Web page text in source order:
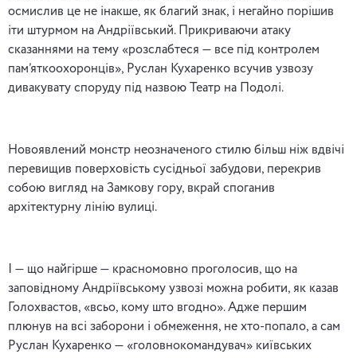
осмислив це не інакше, як благий знак, і негайно порішив
іти штурмом на Андріївський. Прикриваючи атаку
сказаннями на тему «розслабтеся — все під контролем
пам’яткоохоронців», Руслан Кухаренко всучив узвозу
дивакувату споруду під назвою Театр на Подолі.
Новоявлений монстр неозначеного стилю більш ніж вдвічі
перевищив поверховість сусідньої забудови, перекрив
собою вигляд на Замкову гору, вкрай споганив
архітектурну лінію вулиці.
І — що найгірше — красномовно проголосив, що на
заповідному Андріївському узвозі можна робити, як казав
Голохвастов, «всьо, кому што вгодно». Адже першим
плюнув на всі заборони і обмеження, не хто-попало, а сам
Руслан Кухаренко — «головнокомандувач» київських